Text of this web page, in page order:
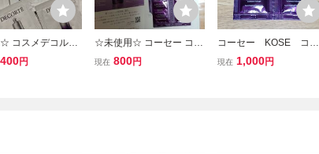
コスメデコルテ
ム アドバンスト
円
☆未使用☆ コーセー コス
メデコルテ COSME DEC
現在 800円
コーセー KOSE コス
メデコルテ リポソーム
現在 1,000円